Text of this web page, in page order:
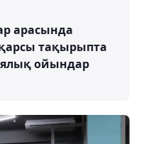
арасында
тақырыпта
ойындар